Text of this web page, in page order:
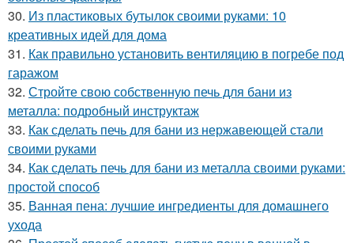
30. Из пластиковых бутылок своими руками: 10
креативных идей для дома
31. Как правильно установить вентиляцию в погребе под
гаражом
32. Стройте свою собственную печь для бани из
металла: подробный инструктаж
33. Как сделать печь для бани из нержавеющей стали
своими руками
34. Как сделать печь для бани из металла своими руками:
простой способ
35. Ванная пена: лучшие ингредиенты для домашнего
ухода